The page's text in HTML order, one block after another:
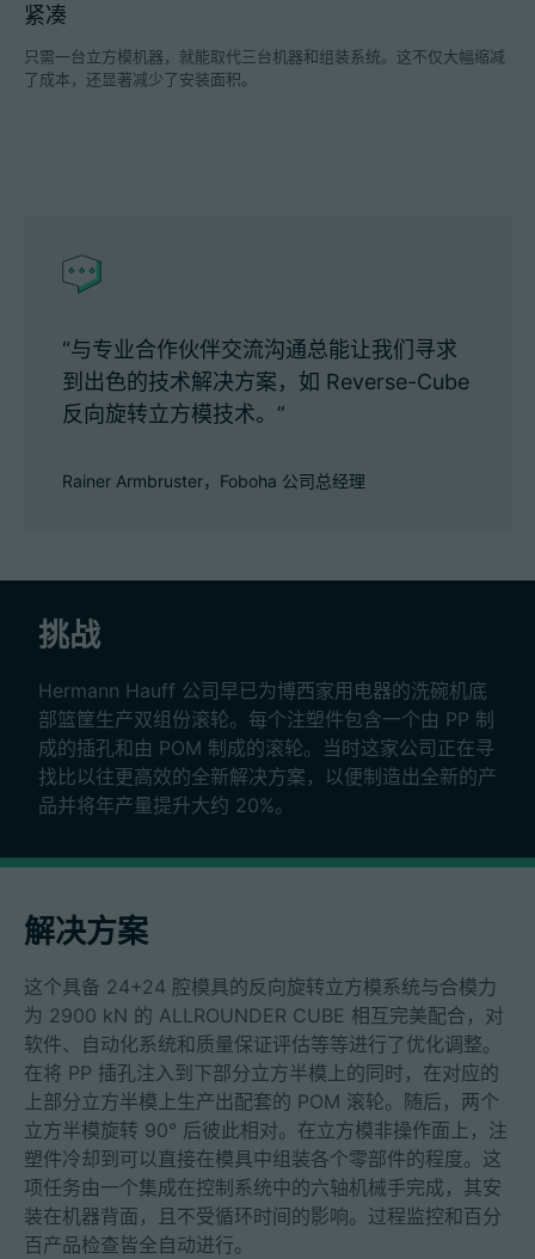
China | 中文简体
紧凑
只需一台立方模机器，就能取代三台机器和组装系统。这不仅大幅缩减
了成本，还显著减少了安装面积。
“与专业合作伙伴交流沟通总能让我们寻求
到出色的技术解决方案，如 Reverse-Cube
反向旋转立方模技术。”
Rainer Armbruster，Foboha 公司总经理
挑战
Hermann Hauff 公司早已为博西家用电器的洗碗机底
部篮筐生产双组份滚轮。每个注塑件包含一个由 PP 制
成的插孔和由 POM 制成的滚轮。当时这家公司正在寻
找比以往更高效的全新解决方案，以便制造出全新的产
品并将年产量提升大约 20%。
解决方案
这个具备 24+24 腔模具的反向旋转立方模系统与合模力
为 2900 kN 的 ALLROUNDER CUBE 相互完美配合，对
软件、自动化系统和质量保证评估等等进行了优化调整。
在将 PP 插孔注入到下部分立方半模上的同时，在对应的
上部分立方半模上生产出配套的 POM 滚轮。随后，两个
立方半模旋转 90° 后彼此相对。在立方模非操作面上，注
塑件冷却到可以直接在模具中组装各个零部件的程度。这
项任务由一个集成在控制系统中的六轴机械手完成，其安
装在机器背面，且不受循环时间的影响。过程监控和百分
百产品检查皆全自动进行。